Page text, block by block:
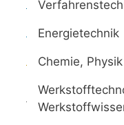
Energietechnik
Chemie, Physik